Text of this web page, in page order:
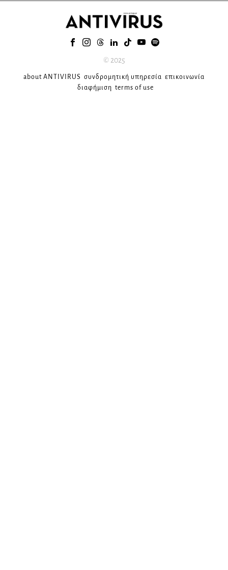
© 2025
about ANTIVIRUS συνδρομητική υπηρεσία επικοινωνία
διαφήμιση terms of use